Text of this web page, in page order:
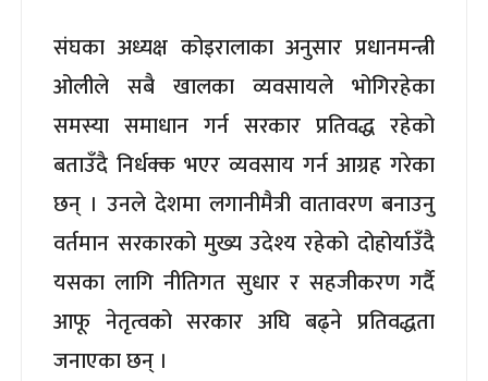
संघका अध्यक्ष कोइरालाका अनुसार प्रधानमन्त्री
ओलीले सबै खालका व्यवसायले भोगिरहेका
समस्या समाधान गर्न सरकार प्रतिवद्ध रहेको
बताउँदै निर्धक्क भएर व्यवसाय गर्न आग्रह गरेका
छन् । उनले देशमा लगानीमैत्री वातावरण बनाउनु
वर्तमान सरकारको मुख्य उदेश्य रहेको दोहोर्याउँदै
यसका लागि नीतिगत सुधार र सहजीकरण गर्दै
आफू नेतृत्वको सरकार अघि बढ्ने प्रतिवद्धता
जनाएका छन् ।